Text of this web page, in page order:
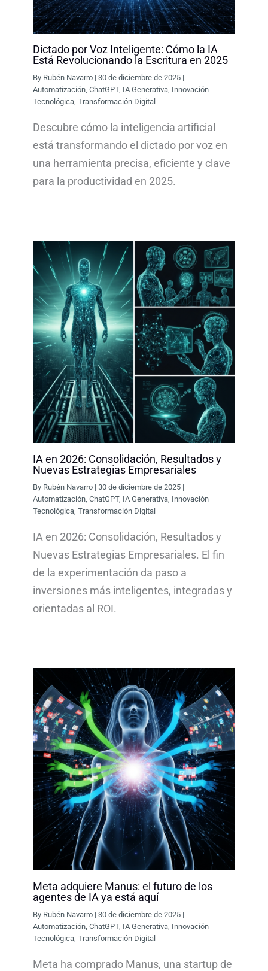
Dictado por Voz Inteligente: Cómo la IA
Está Revolucionando la Escritura en 2025
By Rubén Navarro |30 de diciembre de 2025 |
Automatización,ChatGPT, IA Generativa, Innovación
Tecnológica,Transformación Digital
Descubre cómo la inteligencia artificial
está transformando el dictado por voz en
una herramienta precisa, eficiente y clave
para la productividad en 2025.
IA en 2026: Consolidación, Resultados y
Nuevas Estrategias Empresariales
By Rubén Navarro |30 de diciembre de 2025 |
Automatización ,ChatGPT, IA Generativa Innovación
Tecnológica ,Transformación Digital
IA en 2026: Consolidación, Resultados y
Nuevas Estrategias Empresariales. El fin
de la experimentación da paso a
inversiones más inteligentes, integradas y
orientadas al ROI.
Meta adquiere Manus: el futuro de los
agentes de IA ya está aquí
By Rubén Navarro |30 de diciembre de 2025 |
Automatización ,ChatGPT, IA Generativa Innovación
Tecnológica ,Transformación Digital
Meta ha comprado Manus, una startup de